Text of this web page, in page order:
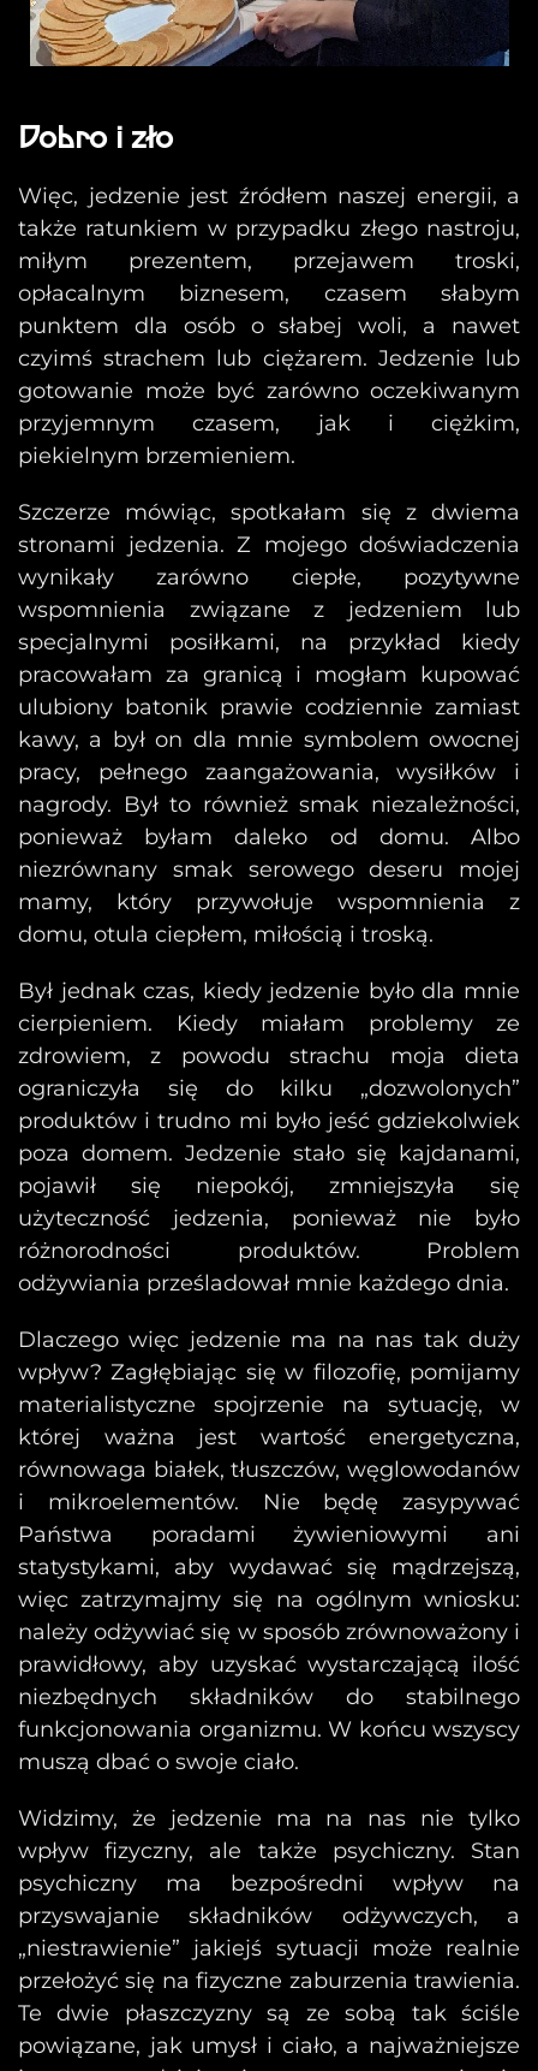
Dobro i zło
Więc, jedzenie jest źródłem naszej energii, a
także ratunkiem w przypadku złego nastroju,
miłym prezentem, przejawem troski,
opłacalnym biznesem, czasem słabym
punktem dla osób o słabej woli, a nawet
czyimś strachem lub ciężarem. Jedzenie lub
gotowanie może być zarówno oczekiwanym
przyjemnym czasem, jak i ciężkim,
piekielnym brzemieniem.
Szczerze mówiąc, spotkałam się z dwiema
stronami jedzenia. Z mojego doświadczenia
wynikały zarówno ciepłe, pozytywne
wspomnienia związane z jedzeniem lub
specjalnymi posiłkami, na przykład kiedy
pracowałam za granicą i mogłam kupować
ulubiony batonik prawie codziennie zamiast
kawy, a był on dla mnie symbolem owocnej
pracy, pełnego zaangażowania, wysiłków i
nagrody. Był to również smak niezależności,
ponieważ byłam daleko od domu. Albo
niezrównany smak serowego deseru mojej
mamy, który przywołuje wspomnienia z
domu, otula ciepłem, miłością i troską.
Był jednak czas, kiedy jedzenie było dla mnie
cierpieniem. Kiedy miałam problemy ze
zdrowiem, z powodu strachu moja dieta
ograniczyła się do kilku „dozwolonych”
produktów i trudno mi było jeść gdziekolwiek
poza domem. Jedzenie stało się kajdanami,
pojawił się niepokój, zmniejszyła się
użyteczność jedzenia, ponieważ nie było
różnorodności produktów. Problem
odżywiania prześladował mnie każdego dnia.
Dlaczego więc jedzenie ma na nas tak duży
wpływ? Zagłębiając się w filozofię, pomijamy
materialistyczne spojrzenie na sytuację, w
której ważna jest wartość energetyczna,
równowaga białek, tłuszczów, węglowodanów
i mikroelementów. Nie będę zasypywać
Państwa poradami żywieniowymi ani
statystykami, aby wydawać się mądrzejszą,
więc zatrzymajmy się na ogólnym wniosku:
należy odżywiać się w sposób zrównoważony i
prawidłowy, aby uzyskać wystarczającą ilość
niezbędnych składników do stabilnego
funkcjonowania organizmu. W końcu wszyscy
muszą dbać o swoje ciało.
Widzimy, że jedzenie ma na nas nie tylko
wpływ fizyczny, ale także psychiczny. Stan
psychiczny ma bezpośredni wpływ na
przyswajanie składników odżywczych, a
„niestrawienie” jakiejś sytuacji może realnie
przełożyć się na fizyczne zaburzenia trawienia.
Te dwie płaszczyzny są ze sobą tak ściśle
powiązane, jak umysł i ciało, a najważniejsze